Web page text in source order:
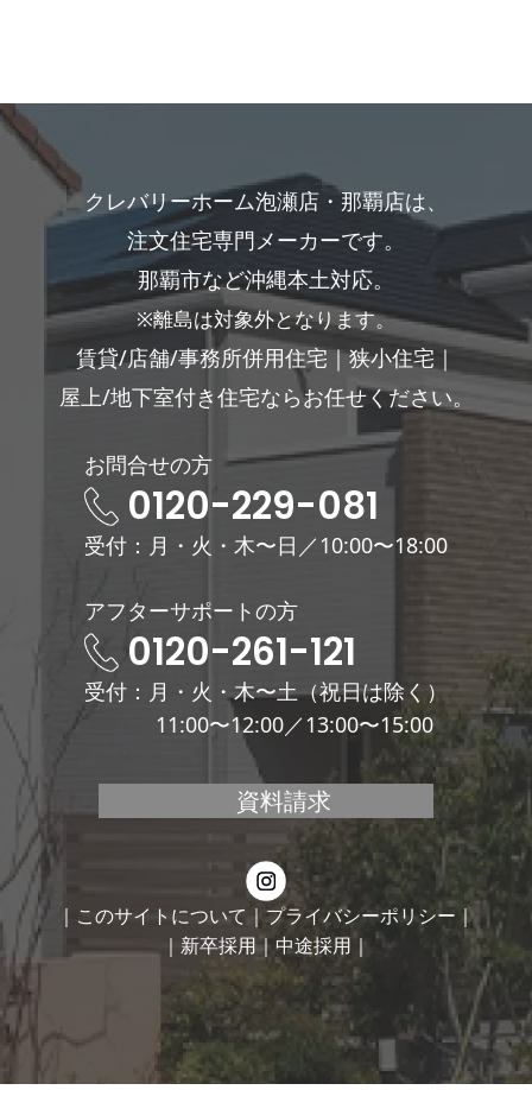
クレバリーホーム泡瀬店・那覇店は、
注文住宅専門メーカーです。
那覇市など沖縄本土対応。
※離島は対象外となります。
賃貸/店舗/事務所併用住宅｜狭小住宅｜
屋上/地下室付き住宅ならお任せください。
お問合せの方
0120-229-081
受付：月・火・木〜日／10:00〜18:00
アフターサポートの方
0120-261-121
受付：月・火・木〜土（祝日は除く）
11:00〜12:00／13:00〜15:00
資料請求
｜このサイトについて ｜プライバシーポリシー｜
｜新卒採用｜中途採用｜